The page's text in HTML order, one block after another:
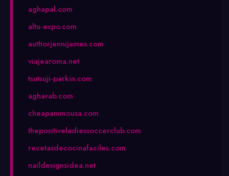
aghapal.com
altu-expo.com
authorjennijames.com
viajearoma.net
tsutsuji-parkin.com
agharab.com
cheapammousa.com
thepositiveladiessoccerclub.com
recetasdecocinafaciles.com
naildesignsidea.net